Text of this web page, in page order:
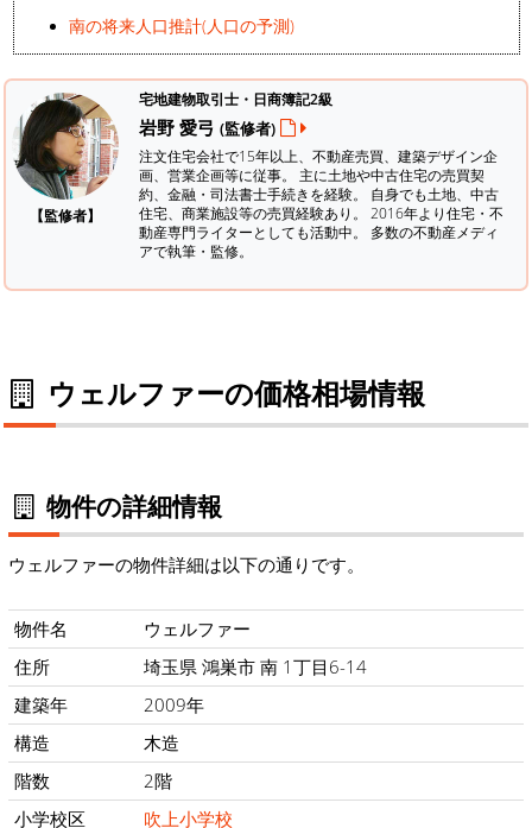
南の将来人口推計(人口の予測)
【監修者】
宅地建物取引士・日商簿記2級
岩野 愛弓 (監修者)
注文住宅会社で15年以上、不動産売買、建築デザイン企
画、営業企画等に従事。 主に土地や中古住宅の売買契
約、金融・司法書士手続きを経験。 自身でも土地、中古
住宅、商業施設等の売買経験あり。 2016年より住宅・不
動産専門ライターとしても活動中。 多数の不動産メディ
アで執筆・監修。
ウェルファーの価格相場情報
物件の詳細情報
ウェルファーの物件詳細は以下の通りです。
物件名
ウェルファー
住所
埼玉県 鴻巣市 南 1丁目6-14
建築年
2009年
構造
木造
階数
2階
小学校区
吹上小学校